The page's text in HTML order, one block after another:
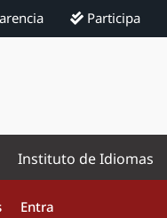
Participa
Instituto de Idiomas
Entra